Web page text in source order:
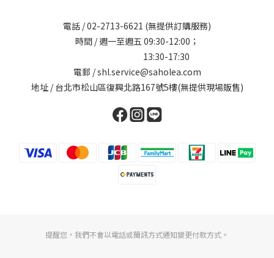
電話 /02-2713-6621 (無提供訂購服務)
時間 / 週一至週五 09:30-12:00；
13:30-17:30
電郵 / shl.service@saholea.com
地址 / 台北市松山區復興北路167號5樓(無提供現場販售)
提醒您，我們不會以電話或簡訊方式通知變更付款方式。